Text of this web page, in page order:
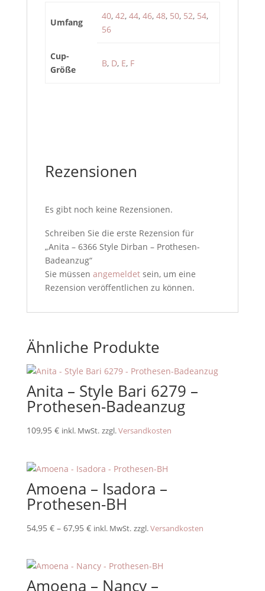
Umfang
40, 42, 44, 46, 48, 50, 52, 54,
56
Cup-
Größe
B, D, E, F
Rezensionen
Es gibt noch keine Rezensionen.
Schreiben Sie die erste Rezension für
„Anita – 6366 Style Dirban – Prothesen-
Badeanzug“
Sie müssen angemeldetsein, um eine
Rezension veröffentlichen zu können.
Ähnliche Produkte
Anita – Style Bari 6279 –
Prothesen-Badeanzug
109,95 € inkl. MwSt. zzgl.Versandkosten
Amoena – Isadora –
Prothesen-BH
54,95 €– 67,95 € inkl. MwSt. zzgl.Versandkosten
Amoena – Nancy –